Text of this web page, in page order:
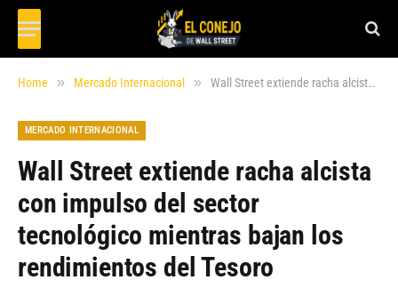
Home » Mercado Internacional » Wall Street extiende racha alcista con impulso del sector tecnológico mientras bajan los rendimientos del Tesoro
MERCADO INTERNACIONAL
Wall Street extiende racha alcista
con impulso del sector
tecnológico mientras bajan los
rendimientos del Tesoro